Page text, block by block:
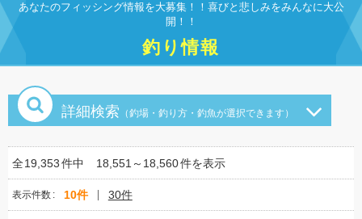
に
移
動
あなたのフィッシング情報を大募集！！喜びと悲しみをみんなに大公
開！！
釣り情報
詳細検索 （釣場・釣り方・釣魚が選択できます）
全19,353件中 18,551～18,560件を表示
表示件数 10件 30件